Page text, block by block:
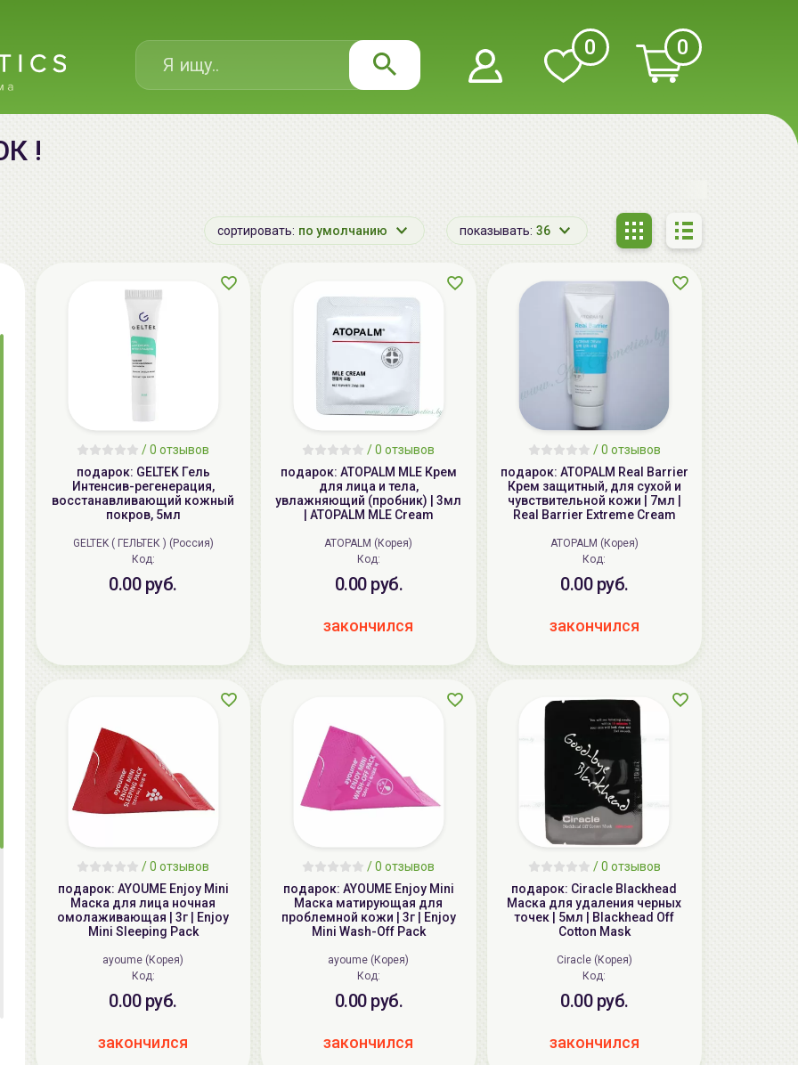
0 0
!
сортировать: по умолчанию показывать: 36
/ 0 отзывов
подарок: GELTEK Гель
Интенсив-регенерация,
восстанавливающий кожный
покров, 5мл
GELTEK ( ГЕЛЬТЕК ) (Россия)
Код:
0.00 руб.
/ 0 отзывов
подарок: ATOPALM MLE Крем
для лица и тела,
увлажняющий (пробник) | 3мл
| ATOPALM MLE Cream
ATOPALM (Корея)
Код:
0.00 руб.
закончился
/ 0 отзывов
подарок: ATOPALM Real Barrier
Крем защитный, для сухой и
чувствительной кожи | 7мл |
Real Barrier Extreme Cream
ATOPALM (Корея)
Код:
0.00 руб.
закончился
/ 0 отзывов
подарок: AYOUME Enjoy Mini
Маска для лица ночная
омолаживающая | 3г | Enjoy
Mini Sleeping Pack
ayoume (Корея)
Код:
0.00 руб.
закончился
/ 0 отзывов
подарок: AYOUME Enjoy Mini
Маска матирующая для
проблемной кожи | 3г | Enjoy
Mini Wash-Off Pack
ayoume (Корея)
Код:
0.00 руб.
закончился
/ 0 отзывов
подарок: Ciracle Blackhead
Маска для удаления черных
точек | 5мл | Blackhead Off
Cotton Mask
Ciracle (Корея)
Код:
0.00 руб.
закончился